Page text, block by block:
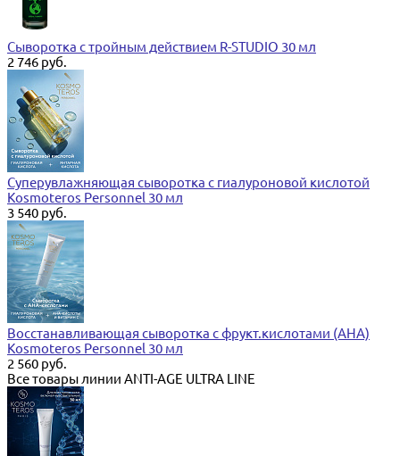
Сыворотка с тройным действием R-STUDIO 30 мл
2 746 руб.
Суперувлажняющая сыворотка с гиалуроновой кислотой
Kosmoteros Personnel 30 мл
3 540 руб.
Восстанавливающая сыворотка с фрукт.кислотами (АНА)
Kosmoteros Personnel 30 мл
2 560 руб.
Все товары линии ANTI-AGE ULTRA LINE